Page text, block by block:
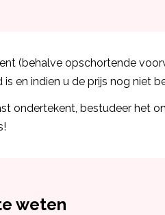
(behalve opschortende
en indien u de prijs nog niet
ondertekent, bestudeer het
weten